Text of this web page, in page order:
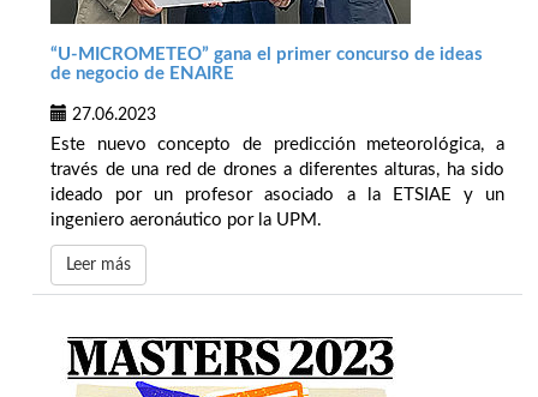
“U-MICROMETEO” gana el primer concurso de ideas
de negocio de ENAIRE
27.06.2023
Este nuevo concepto de predicción meteorológica, a
través de una red de drones a diferentes alturas, ha sido
ideado por un profesor asociado a la ETSIAE y un
ingeniero aeronáutico por la UPM.
Leer más